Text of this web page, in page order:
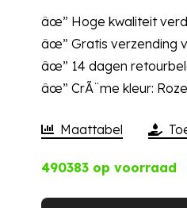
€
âœ” Hoge kwaliteit
âœ” Gratis verzending
âœ” 14 dagen
âœ” CrÃ¨me kleur: Roze
Maattabel
490383 op voorraad